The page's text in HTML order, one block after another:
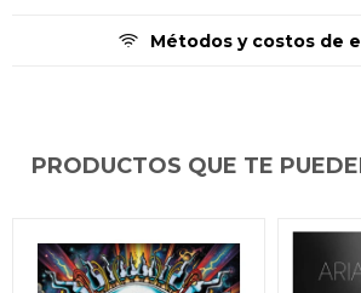
Métodos y costos de
PRODUCTOS QUE TE
puede variar por
puede variar por
puede variar por